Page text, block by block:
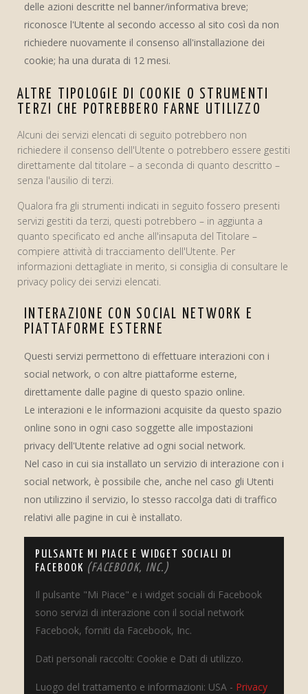
delle azioni descritte nel banner/informativa breve;
riconosce l'Utente al secondo accesso al sito così da non
richiedere nuovamente il consenso all'installazione dei
cookie; ha una durata di 12 mesi.
ALTRE TIPOLOGIE DI COOKIE O STRUMENTI
TERZI CHE POTREBBERO FARNE UTILIZZO
Alcuni dei servizi elencati di seguito potrebbero non
richiedere il consenso dell'Utente o potrebbero essere gestiti
direttamente dal titolare – a seconda di quanto descritto –
senza l'ausilio di terzi.
Qualora fra gli strumenti indicati in seguito fossero presenti
servizi gestiti da terzi, questi potrebbero – in aggiunta a
quanto specificato ed anche all'insaputa del Titolare –
compiere attività di tracciamento dell'Utente. Per
informazioni dettagliate in merito, si consiglia di consultare le
privacy policy dei servizi elencati.
INTERAZIONE CON SOCIAL NETWORK E
PIATTAFORME ESTERNE
Questi servizi permettono di effettuare interazioni con i
social network, o con altre piattaforme esterne,
direttamente dalle pagine di questo spazio online.
Le interazioni e le informazioni acquisite da questo spazio
online sono in ogni caso soggette alle impostazioni
privacy dell'Utente relative ad ogni social network.
Nel caso in cui sia installato un servizio di interazione con i
social network, è possibile che, anche nel caso gli Utenti
non utilizzino il servizio, lo stesso raccolga dati di traffico
relativi alle pagine in cui è installato.
PULSANTE MI PIACE E WIDGET SOCIALI DI
FACEBOOK (FACEBOOK, INC.)
Il pulsante "Mi Piace" e i widget sociali di Facebook
sono servizi di interazione con il social network
Facebook, forniti da Facebook, Inc.
Dati personali raccolti: Cookie e Dati di utilizzo.
Luogo del trattamento e informazioni: USA - Privacy